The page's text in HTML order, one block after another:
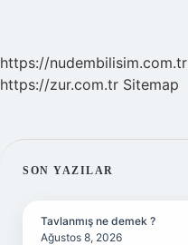
https://nudembilisim.com.tr
https://zur.com.tr Sitemap
SIDEBAR
SON YAZILAR
Tavlanmış ne demek ?
Ağustos 8, 2026